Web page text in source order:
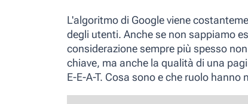
L'algoritmo di Google viene
degli utenti. Anche se non sappiamo
considerazione sempre più spesso
chiave, ma anche la qualità di una
E-E-A-T. Cosa sono e che ruolo